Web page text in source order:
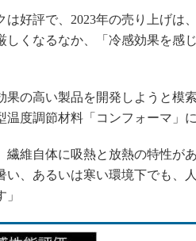
好評で、2023年の売り上げは
しくなるなか、「冷感効果を感
の高い製品を開発しようと模
度調節材料「コンフォーマ」に
維自体に吸熱と放熱の特性が
い、あるいは寒い環境下でも、